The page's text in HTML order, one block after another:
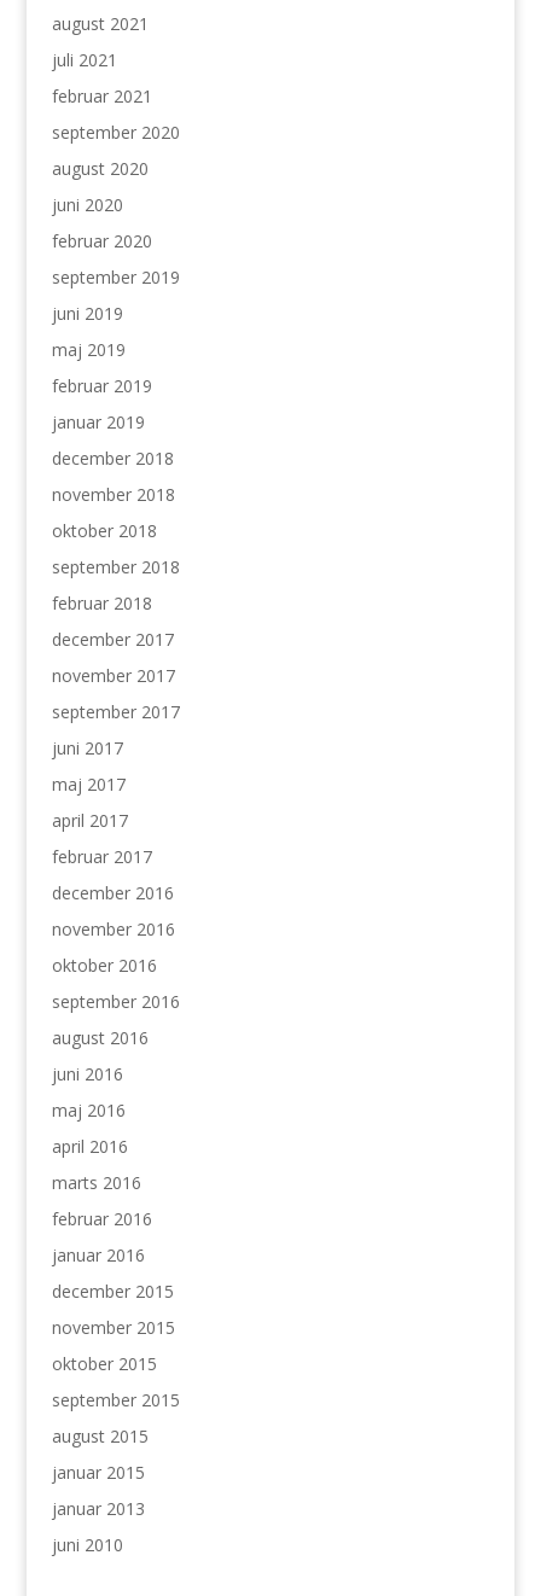
august 2021
juli 2021
februar 2021
september 2020
august 2020
juni 2020
februar 2020
september 2019
juni 2019
maj 2019
februar 2019
januar 2019
december 2018
november 2018
oktober 2018
september 2018
februar 2018
december 2017
november 2017
september 2017
juni 2017
maj 2017
april 2017
februar 2017
december 2016
november 2016
oktober 2016
september 2016
august 2016
juni 2016
maj 2016
april 2016
marts 2016
februar 2016
januar 2016
december 2015
november 2015
oktober 2015
september 2015
august 2015
januar 2015
januar 2013
juni 2010